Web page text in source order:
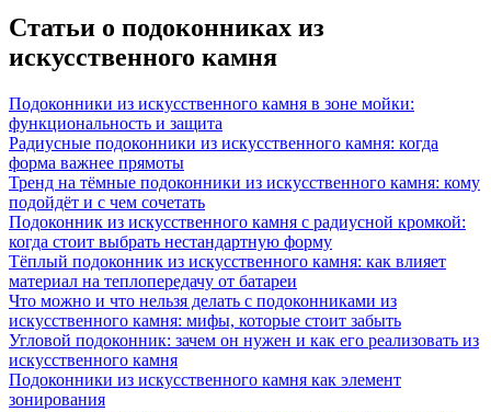
Статьи о подоконниках из
искусственного камня
Подоконники из искусственного камня в зоне мойки:
функциональность и защита
Радиусные подоконники из искусственного камня: когда
форма важнее прямоты
Тренд на тёмные подоконники из искусственного камня: кому
подойдёт и с чем сочетать
Подоконник из искусственного камня с радиусной кромкой:
когда стоит выбрать нестандартную форму
Тёплый подоконник из искусственного камня: как влияет
материал на теплопередачу от батареи
Что можно и что нельзя делать с подоконниками из
искусственного камня: мифы, которые стоит забыть
Угловой подоконник: зачем он нужен и как его реализовать из
искусственного камня
Подоконники из искусственного камня как элемент
зонирования